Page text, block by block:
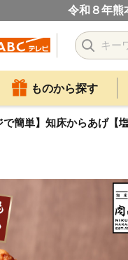
令和８年熊
ものから探す
で簡単】知床からあげ【